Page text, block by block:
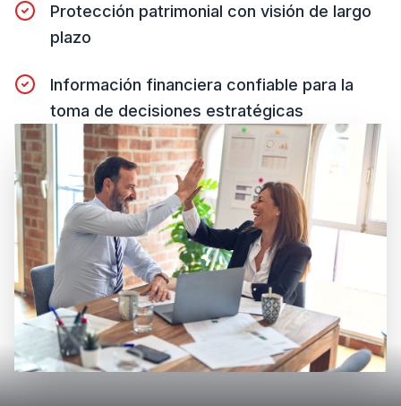
Protección patrimonial con visión de largo
plazo
Información financiera confiable para la
toma de decisiones estratégicas